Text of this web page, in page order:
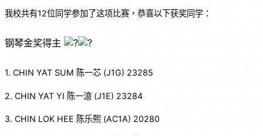
我校共有12位同学参加了这项比赛，恭喜以下获奖同学：
钢琴金奖得主
1. CHIN YAT SUM 陈一芯 (J1G) 23285
2. CHIN YAT YI 陈一澺 (J1E) 23284
3. CHIN LOK HEE 陈乐熙 (AC1A) 20280